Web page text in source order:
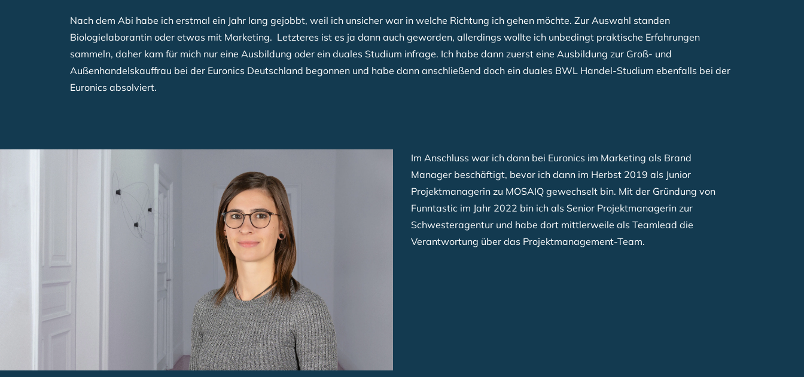
Nach dem Abi habe ich erstmal ein Jahr lang gejobbt, weil ich unsicher war in welche Richtung ich gehen möchte. Zur Auswahl standen
Biologielaborantin oder etwas mit Marketing. Letzteres ist es ja dann auch geworden, allerdings wollte ich unbedingt praktische Erfahrungen
sammeln, daher kam für mich nur eine Ausbildung oder ein duales Studium infrage. Ich habe dann zuerst eine Ausbildung zur Groß- und
Außenhandelskauffrau bei der Euronics Deutschland begonnen und habe dann anschließend doch ein duales BWL Handel-Studium ebenfalls bei der
Euronics absolviert.
Im Anschluss war ich dann bei Euronics im Marketing als Brand
Manager beschäftigt, bevor ich dann im Herbst 2019 als Junior
Projektmanagerin zu MOSAIQ gewechselt bin. Mit der Gründung von
Funntastic im Jahr 2022 bin ich als Senior Projektmanagerin zur
Schwesteragentur und habe dort mittlerweile als Teamlead die
Verantwortung über das Projektmanagement-Team.